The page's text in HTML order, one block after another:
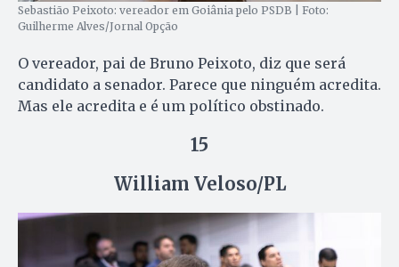
Sebastião Peixoto: vereador em Goiânia pelo PSDB | Foto:
Guilherme Alves/Jornal Opção
O vereador, pai de Bruno Peixoto, diz que será
candidato a senador. Parece que ninguém acredita.
Mas ele acredita e é um político obstinado.
15
William Veloso/PL